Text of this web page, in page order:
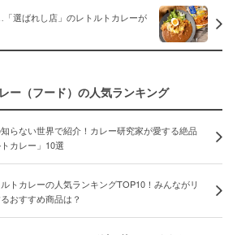
選ばれし店」のレトルトカレーが
ー（フード）の人気ランキング
らない世界で紹介！カレー研究家が愛する絶品
トカレー」10選
トカレーの人気ランキングTOP10！みんながリ
おすすめ商品は？